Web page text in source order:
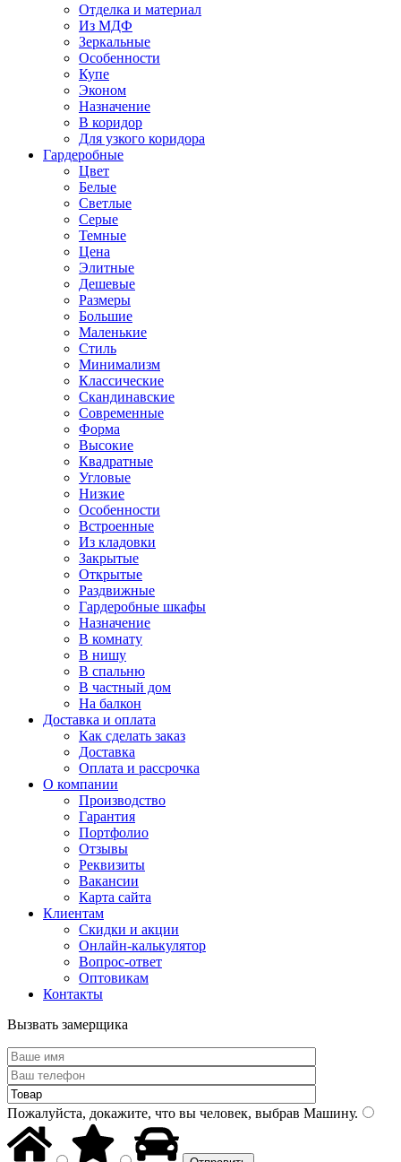
Отделка и материал
Из МДФ
Зеркальные
Особенности
Купе
Эконом
Назначение
В коридор
Для узкого коридора
Гардеробные
Цвет
Белые
Светлые
Серые
Темные
Цена
Элитные
Дешевые
Размеры
Большие
Маленькие
Стиль
Минимализм
Классические
Скандинавские
Современные
Форма
Высокие
Квадратные
Угловые
Низкие
Особенности
Встроенные
Из кладовки
Закрытые
Открытые
Раздвижные
Гардеробные шкафы
Назначение
В комнату
В нишу
В спальню
В частный дом
На балкон
Доставка и оплата
Как сделать заказ
Доставка
Оплата и рассрочка
О компании
Производство
Гарантия
Портфолио
Отзывы
Реквизиты
Вакансии
Карта сайта
Клиентам
Скидки и акции
Онлайн-калькулятор
Вопрос-ответ
Оптовикам
Контакты
Вызвать замерщика
Пожалуйста, докажите, что вы человек, выбрав Машину.